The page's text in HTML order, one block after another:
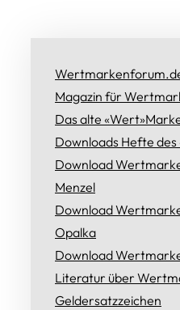
Magazin für
Das alte
Downloads Hefte
Download
Menzel
Download
Opalka
Download
Literatur über
Geldersatzzeichen